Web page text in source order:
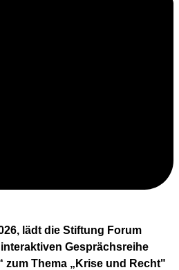
lädt die Stiftung Forum
Gesprächsreihe
zum Thema „Krise und Recht"